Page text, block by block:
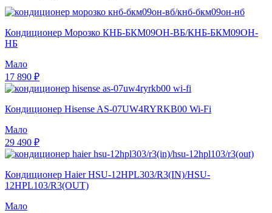
Кондиционер Морозко КНБ-БКМ09ОН-ВБ/КНБ-БКМ09ОН-
НБ
Мало
17 890 ₽
Кондиционер Hisense AS-07UW4RYRKB00 Wi-Fi
Мало
29 490 ₽
Кондиционер Haier HSU-12HPL303/R3(IN)/HSU-
12HPL103/R3(OUT)
Мало